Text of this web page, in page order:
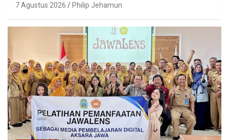
7 Agustus 2026 Philip Jehamun